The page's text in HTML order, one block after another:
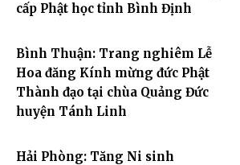
cấp Phật học tỉnh Bình Định
Bình Thuận: Trang nghiêm Lễ
Hoa đăng Kính mừng đức Phật
Thành đạo tại chùa Quảng Đức
huyện Tánh Linh
Hải Phòng: Tăng Ni sinh